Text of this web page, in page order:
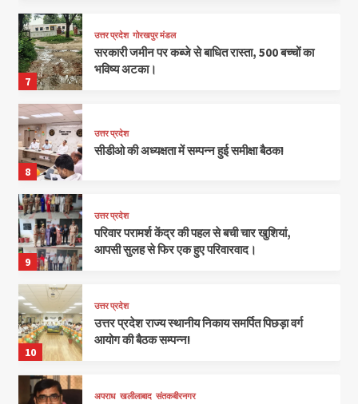
7
उत्तर प्रदेश गोरखपुर मंडल
सरकारी जमीन पर कब्जे से बाधित रास्ता, 500 बच्चों का
भविष्य अटका।
8
उत्तर प्रदेश
सीडीओ की अध्यक्षता में सम्पन्न हुई समीक्षा बैठक!
9
उत्तर प्रदेश
परिवार परामर्श केंद्र की पहल से बची चार खुशियां,
आपसी सुलह से फिर एक हुए परिवारवाद।
10
उत्तर प्रदेश
उत्तर प्रदेश राज्य स्थानीय निकाय समर्पित पिछड़ा वर्ग
आयोग की बैठक सम्पन्न!
अपराध खलीलाबाद संतकबीरनगर